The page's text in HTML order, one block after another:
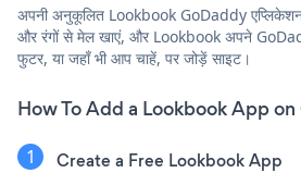
अपनी अनुकूलित Lookbook GoDaddy एप्लिकेशन
और रंगों से मेल खाएं, और Lookbook अपने
फुटर, या जहाँ भी आप चाहें, पर जोड़ें साइट।
How To Add a Lookbook App
Create a Free Lookbook App